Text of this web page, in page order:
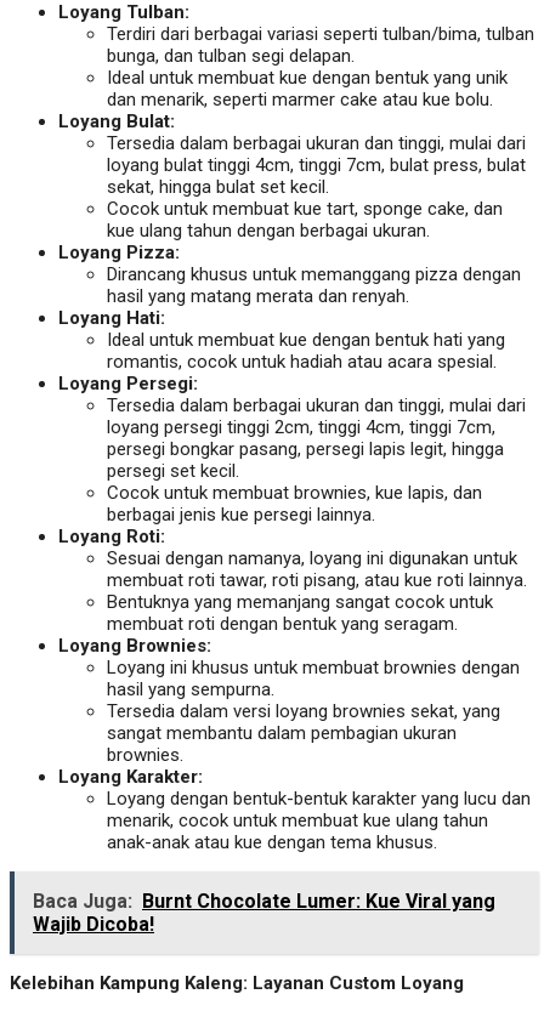
Loyang Tulban:
Terdiri dari berbagai variasi seperti tulban/bima, tulban
bunga, dan tulban segi delapan.
Ideal untuk membuat kue dengan bentuk yang unik
dan menarik, seperti marmer cake atau kue bolu.
Loyang Bulat:
Tersedia dalam berbagai ukuran dan tinggi, mulai dari
loyang bulat tinggi 4cm, tinggi 7cm, bulat press, bulat
sekat, hingga bulat set kecil.
Cocok untuk membuat kue tart, sponge cake, dan
kue ulang tahun dengan berbagai ukuran.
Loyang Pizza:
Dirancang khusus untuk memanggang pizza dengan
hasil yang matang merata dan renyah.
Loyang Hati:
Ideal untuk membuat kue dengan bentuk hati yang
romantis, cocok untuk hadiah atau acara spesial.
Loyang Persegi:
Tersedia dalam berbagai ukuran dan tinggi, mulai dari
loyang persegi tinggi 2cm, tinggi 4cm, tinggi 7cm,
persegi bongkar pasang, persegi lapis legit, hingga
persegi set kecil.
Cocok untuk membuat brownies, kue lapis, dan
berbagai jenis kue persegi lainnya.
Loyang Roti:
Sesuai dengan namanya, loyang ini digunakan untuk
membuat roti tawar, roti pisang, atau kue roti lainnya.
Bentuknya yang memanjang sangat cocok untuk
membuat roti dengan bentuk yang seragam.
Loyang Brownies:
Loyang ini khusus untuk membuat brownies dengan
hasil yang sempurna.
Tersedia dalam versi loyang brownies sekat, yang
sangat membantu dalam pembagian ukuran
brownies.
Loyang Karakter:
Loyang dengan bentuk-bentuk karakter yang lucu dan
menarik, cocok untuk membuat kue ulang tahun
anak-anak atau kue dengan tema khusus.
Baca Juga:
Burnt Chocolate Lumer: Kue Viral yang
Wajib Dicoba!
Kelebihan Kampung Kaleng: Layanan Custom Loyang